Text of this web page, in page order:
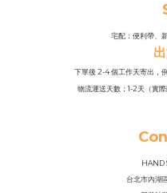
宅配：便利帶、
下單後 2-4 個工作天寄出，
物流運送天數：1-2天（實
HAND
台北市內湖